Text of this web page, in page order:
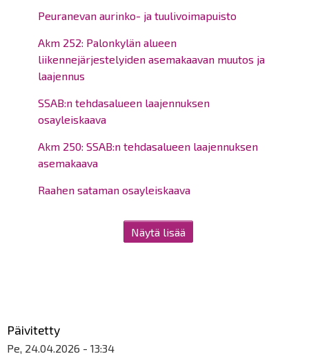
Peuranevan aurinko- ja tuulivoimapuisto
Akm 252: Palonkylän alueen
liikennejärjestelyiden asemakaavan muutos ja
laajennus
SSAB:n tehdasalueen laajennuksen
osayleiskaava
Akm 250: SSAB:n tehdasalueen laajennuksen
asemakaava
Raahen sataman osayleiskaava
Näytä lisää
Päivitetty
Pe, 24.04.2026 - 13:34